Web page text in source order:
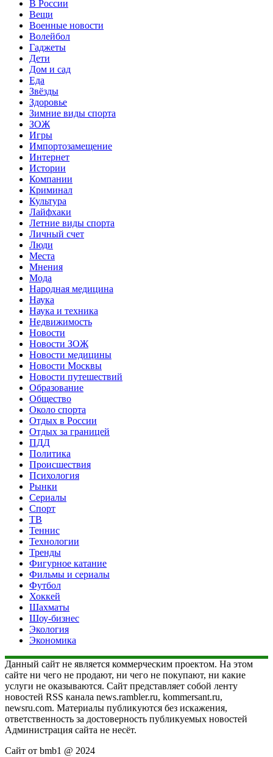
В России
Вещи
Военные новости
Волейбол
Гаджеты
Дети
Дом и сад
Еда
Звёзды
Здоровье
Зимние виды спорта
ЗОЖ
Игры
Импортозамещение
Интернет
Истории
Компании
Криминал
Культура
Лайфхаки
Летние виды спорта
Личный счет
Люди
Места
Мнения
Мода
Народная медицина
Наука
Наука и техника
Недвижимость
Новости
Новости ЗОЖ
Новости медицины
Новости Москвы
Новости путешествий
Образование
Общество
Около спорта
Отдых в России
Отдых за границей
ПДД
Политика
Происшествия
Психология
Рынки
Сериалы
Спорт
ТВ
Теннис
Технологии
Тренды
Фигурное катание
Фильмы и сериалы
Футбол
Хоккей
Шахматы
Шоу-бизнес
Экология
Экономика
Данный сайт не является коммерческим проектом. На этом
сайте ни чего не продают, ни чего не покупают, ни какие
услуги не оказываются. Сайт представляет собой ленту
новостей RSS канала news.rambler.ru, kommersant.ru,
newsru.com. Материалы публикуются без искажения,
ответственность за достоверность публикуемых новостей
Администрация сайта не несёт.
Сайт от bmb1 @ 2024